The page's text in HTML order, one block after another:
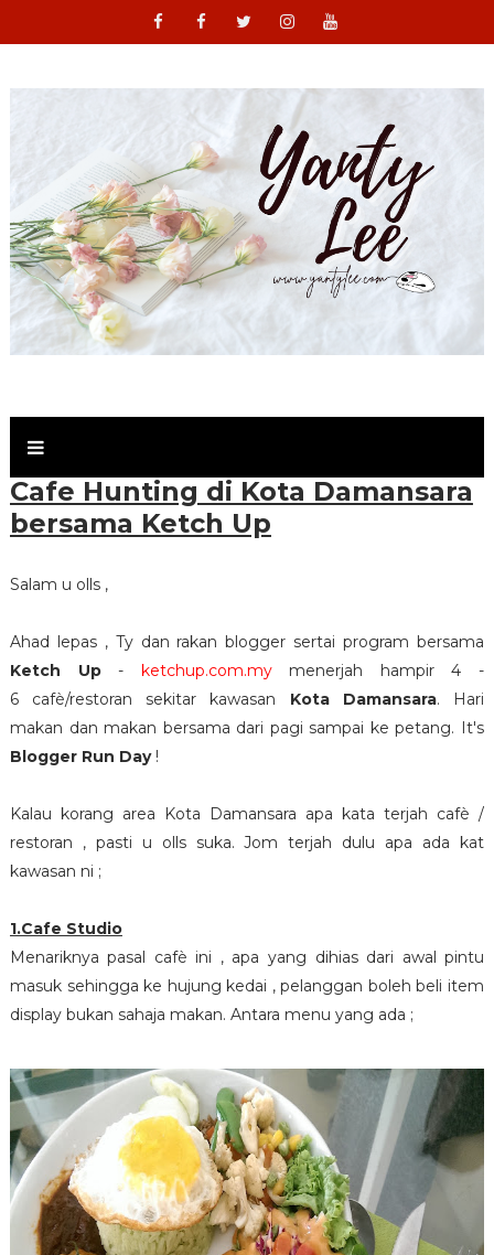
Cafe Hunting di Kota Damansara
bersama Ketch Up
Salam u olls ,
Ahad lepas , Ty dan rakan blogger sertai program bersama
Ketch Up- ketchup.com.mymenerjah hampir 4 -
6 cafè/restoran sekitar kawasan Kota Damansara. Hari
makan dan makan bersama dari pagi sampai ke petang. It's
Blogger Run Day!
Kalau korang area Kota Damansara apa kata terjah cafè /
restoran , pasti u olls suka. Jom terjah dulu apa ada kat
kawasan ni ;
1.Cafe Studio
Menariknya pasal cafè ini , apa yang dihias dari awal pintu
masuk sehingga ke hujung kedai , pelanggan boleh beli item
display bukan sahaja makan. Antara menu yang ada ;